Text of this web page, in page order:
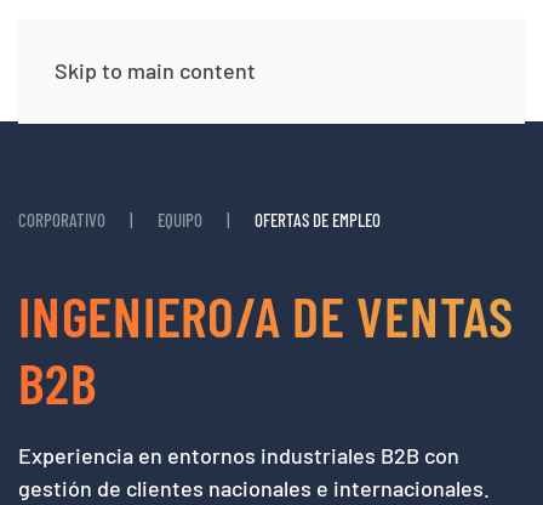
Skip to main content
CORPORATIVO EQUIPO OFERTAS DE EMPLEO
INGENIERO/A DE VENTAS
B2B
Experiencia en entornos industriales B2B con
gestión de clientes nacionales e internacionales.